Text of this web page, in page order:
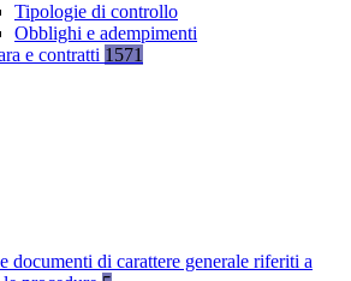
Tipologie di controllo
Obblighi e adempimenti
e contratti 1571
documenti di carattere generale riferiti a